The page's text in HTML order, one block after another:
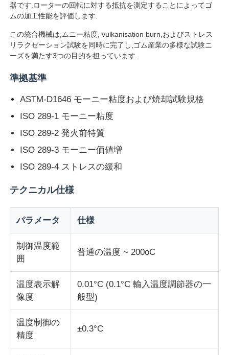
ホーム
製品
企業情報
会社案内
品質管理
お問い合わせ
見積依頼
研究室試験装置
環境試験室
ユニバーサルテストマシン
器です.ローターの回転に対する抵抗を測定することによってゴ
ムの加工性能を評価します.
この統合機械は,ムニー粘度, vulkanisation burn,およびストレス
リラクゼーション試験を同時に完了し,ゴム産業の多様な試験ニ
ーズを満たす3つの目的を担っています.
準拠基準
ASTM-D1646 モーニー粘度および焼却試験規格
ISO 289-1 モーニー粘度
ISO 289-2 発火前特質
ISO 289-3 モーニー価値増
ISO 289-4 ストレスの緩和
テクニカル仕様
パラメータ 仕様
制御温度範
囲
普通の温度 ~ 200oC
温度表示解
像度
0.01°C (0.1°C 輸入温度調節器の一
般型)
温度制御の
精度
±0.3°C